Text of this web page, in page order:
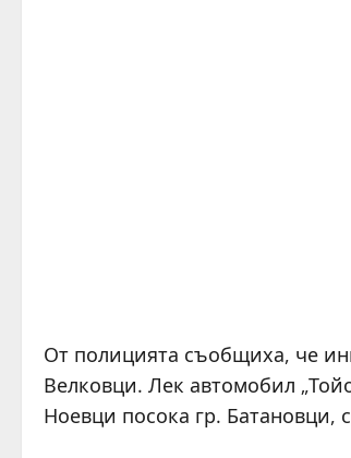
От полицията съобщиха, че
Велковци. Лек автомобил
Ноевци посока гр. Батановци,